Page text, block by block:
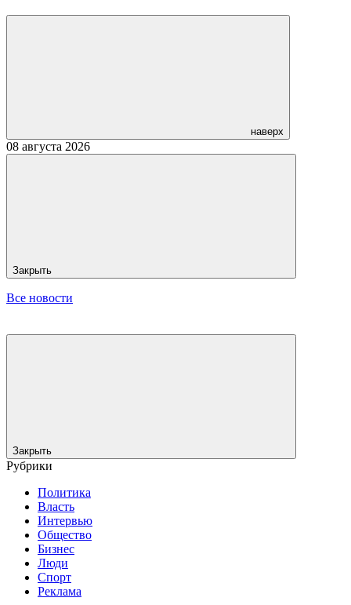
наверх
08 августа 2026
Закрыть
Все новости
Закрыть
Рубрики
Политика
Власть
Интервью
Общество
Бизнес
Люди
Спорт
Реклама